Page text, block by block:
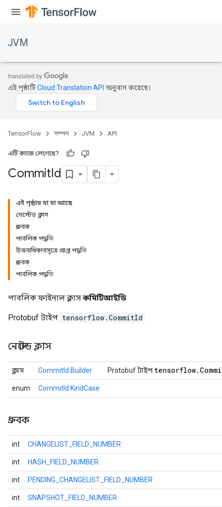
JVM
এই পৃষ্ঠাটিCloud Translation API অনুবাদ করেছে।
TensorFlow সম্পদ JVM API
এটি কাজে লেগেছে?
CommitId
এই পৃষ্ঠায় যা যা আছে
নেস্টেড ক্লাস
ধ্রুবক
পাবলিক পদ্ধতি
উত্তরাধিকারসূত্রে প্রাপ্ত পদ্ধতি
ধ্রুবক
পাবলিক পদ্ধতি
পাবলিক ফাইনাল ক্লাস কমিটিআইডি
Protobuf টাইপ tensorflow.CommitId
নেস্টেড ক্লাস
ক্লাস CommitId.Builder Protobuf টাইপ tensorflow.
enum CommitId.KindCase
ধ্রুবক
int CHANGELIST_FIELD_NUMBER
int HASH_FIELD_NUMBER
int PENDING_CHANGELIST_FIELD_NUMBER
int SNAPSHOT_FIELD_NUMBER